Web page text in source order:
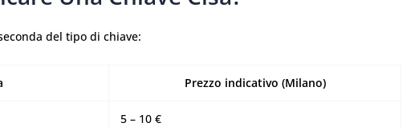
del tipo di chiave:
Prezzo indicativo (Milano)
5 – 10 €